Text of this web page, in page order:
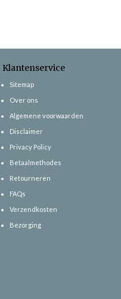
Klantenservice
Sitemap
Over ons
Algemene voorwaarden
Disclaimer
Privacy Policy
Betaalmethodes
Retourneren
FAQs
Verzendkosten
Bezorging